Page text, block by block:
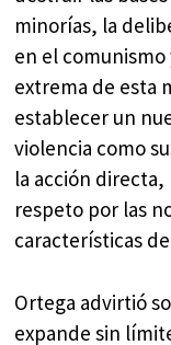
minorías, la
en el
extrema de esta
establecer un
violencia como
la acción directa,
respeto por las
características
Ortega advirtió
expande sin